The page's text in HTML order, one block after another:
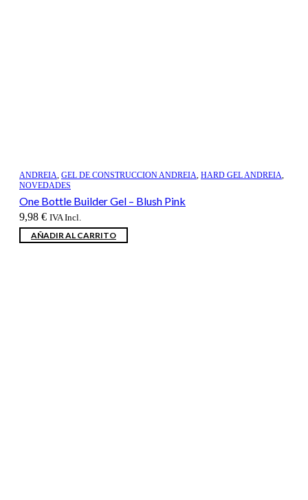
ANDREIA, GEL DE CONSTRUCCION ANDREIA, HARD GEL ANDREIA,
NOVEDADES
One Bottle Builder Gel – Blush Pink
9,98 € IVA Incl.
AÑADIR AL CARRITO